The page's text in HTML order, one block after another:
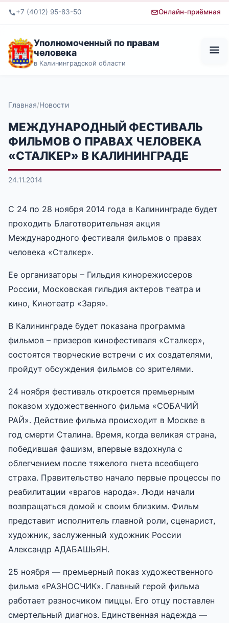
+7 (4012) 95-83-50 Онлайн-приёмная
Уполномоченный по правам
человека
в Калининградской области
Главная Новости
МЕЖДУНАРОДНЫЙ ФЕСТИВАЛЬ
ФИЛЬМОВ О ПРАВАХ ЧЕЛОВЕКА
«СТАЛКЕР» В КАЛИНИНГРАДЕ
24.11.2014
С 24 по 28 ноября 2014 года в Калининграде будет
проходить Благотворительная акция
Международного фестиваля фильмов о правах
человека «Сталкер».
Ее организаторы – Гильдия кинорежиссеров
России, Московская гильдия актеров театра и
кино, Кинотеатр «Заря».
В Калининграде будет показана программа
фильмов – призеров кинофестиваля «Сталкер»,
состоятся творческие встречи с их создателями,
пройдут обсуждения фильмов со зрителями.
24 ноября фестиваль откроется премьерным
показом художественного фильма «СОБАЧИЙ
РАЙ». Действие фильма происходит в Москве в
год смерти Сталина. Время, когда великая страна,
победившая фашизм, впервые вздохнула с
облегчением после тяжелого гнета всеобщего
страха. Правительство начало первые процессы по
реабилитации «врагов народа». Люди начали
возвращаться домой к своим близким. Фильм
представит исполнитель главной роли, сценарист,
художник, заслуженный художник России
Александр АДАБАШЬЯН.
25 ноября — премьерный показ художественного
фильма «РАЗНОСЧИК». Главный герой фильма
работает разносчиком пиццы. Его отцу поставлен
смертельный диагноз. Единственная надежда —